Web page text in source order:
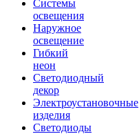
Системы
освещения
Наружное
освещение
Гибкий
неон
Светодиодный
декор
Электроустановочные
изделия
Светодиоды